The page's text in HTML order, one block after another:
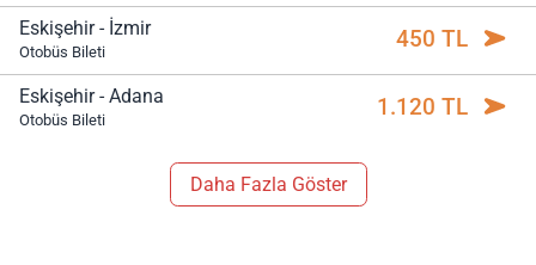
Eskişehir - İzmir
Otobüs Bileti 450 TL
Eskişehir - Adana
Otobüs Bileti 1.120 TL
Daha Fazla Göster